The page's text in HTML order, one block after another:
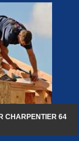
CHARPENTIER 64